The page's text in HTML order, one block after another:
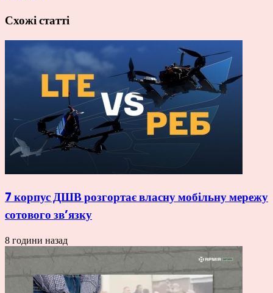
Схожі статті
7 корпус ДШВ розгортає власну мобільну мережу
сотового зв’язку
8 години назад